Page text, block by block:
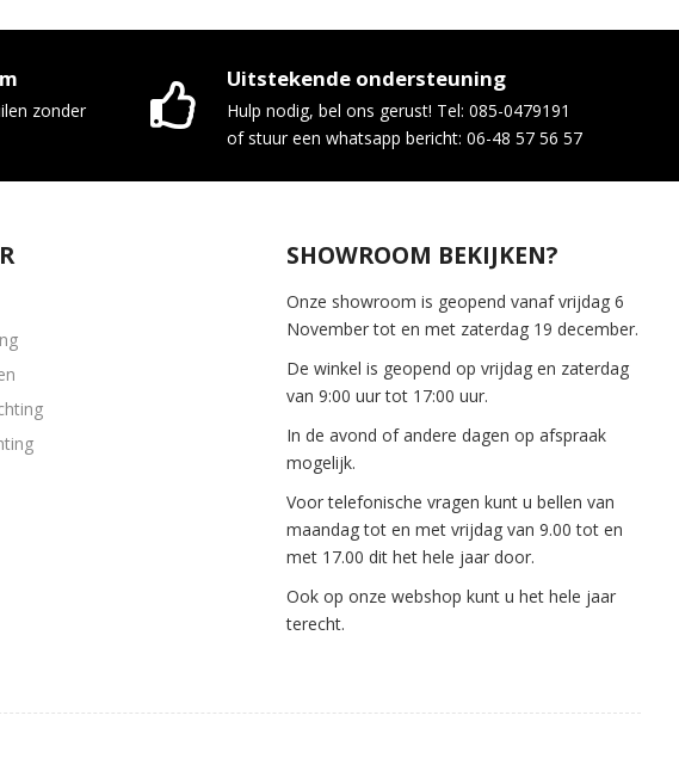
zonder
Uitstekende ondersteuning
Hulp nodig, bel ons gerust! Tel: 085-0479191
of stuur een whatsapp bericht: 06-48 57 56 57
SHOWROOM BEKIJKEN?
Onze showroom is geopend vanaf vrijdag 6
November tot en met zaterdag 19 december.
De winkel is geopend op vrijdag en zaterdag
van 9:00 uur tot 17:00 uur.
In de avond of andere dagen op afspraak
mogelijk.
Voor telefonische vragen kunt u bellen van
maandag tot en met vrijdag van 9.00 tot en
met 17.00 dit het hele jaar door.
Ook op onze webshop kunt u het hele jaar
terecht.